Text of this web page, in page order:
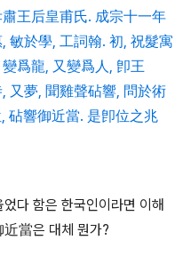
王后皇甫氏. 成宗十一年
敏於學, 工詞翰. 初, 祝髮寓
爲龍, 又變爲人, 卽王
又夢, 聞雞聲砧響, 問於術
砧響御近當. 是卽位之兆
다 함은 한국인이라면 이해
近當은 대체 뭔가?